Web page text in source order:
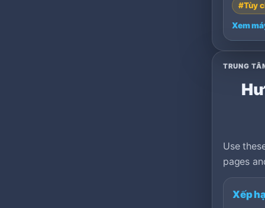
#Tùy
Xem
TRUNG
Use
pages
Xếp